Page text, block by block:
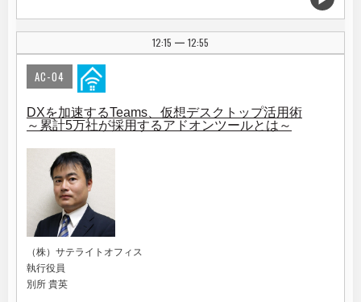
12:15 | 12:55
AC-04
DXを加速するTeams、仮想デスクトップ活用術
～累計5万社が採用するアドオンツールとは～
（株）サテライトオフィス
執行役員
別所 貴英